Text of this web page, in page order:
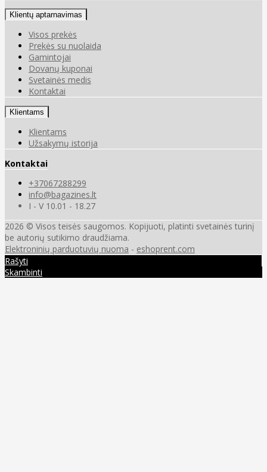
Klientų aptarnavimas
Visos prekės
Prekės su nuolaida
Gamintojai
Dovanų kuponai
Svetainės medis
Kontaktai
Klientams
Klientams
Užsakymų istorija
Kontaktai
+37067288299
info@bagazines.lt
I - V 10.01 - 18.27
2026 © Visos teisės saugomos. Kopijuoti, platinti svetainės turinį
be autorių sutikimo draudžiama.
Elektroninių parduotuvių nuoma - eshoprent.com
Rašyti
Skambinti